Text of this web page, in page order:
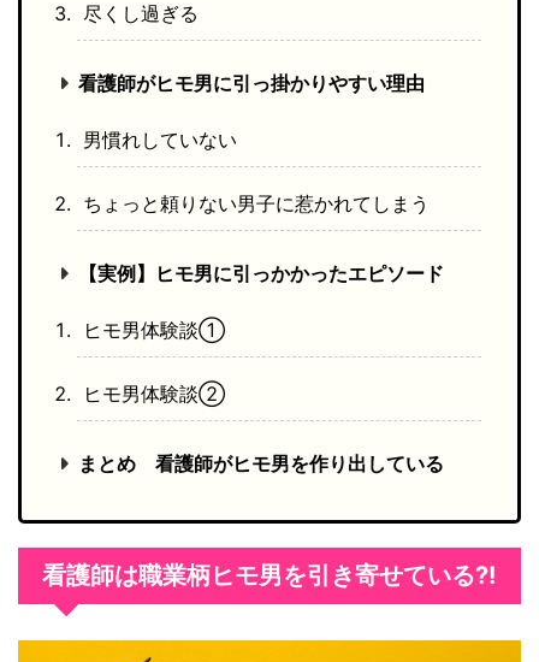
尽くし過ぎる
看護師がヒモ男に引っ掛かりやすい理由
男慣れしていない
ちょっと頼りない男子に惹かれてしまう
【実例】ヒモ男に引っかかったエピソード
ヒモ男体験談①
ヒモ男体験談②
まとめ 看護師がヒモ男を作り出している
看護師は職業柄ヒモ男を引き寄せている?!